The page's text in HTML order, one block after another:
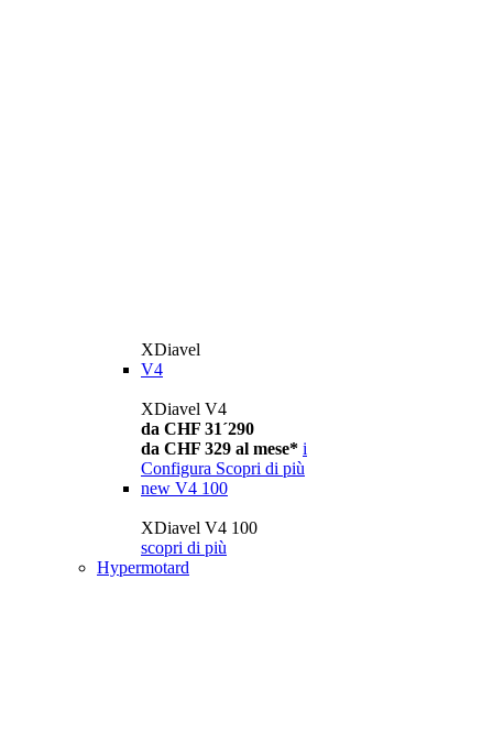
XDiavel
V4
XDiavel V4
da CHF 31´290
da CHF 329 al mese* i
Configura Scopri di più
new V4 100
XDiavel V4 100
scopri di più
Hypermotard